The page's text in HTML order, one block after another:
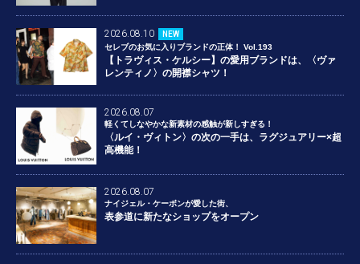
2026.08.10
NEW
セレブのお気に入りブランドの正体！ Vol.193
【トラヴィス・ケルシー】の愛用ブランドは、〈ヴァ
レンティノ〉の開襟シャツ！
2026.08.07
軽くてしなやかな新素材の感触が新しすぎる！
〈ルイ・ヴィトン〉の次の一手は、ラグジュアリー×超
高機能！
2026.08.07
ナイジェル・ケーボンが愛した街、
表参道に新たなショップをオープン